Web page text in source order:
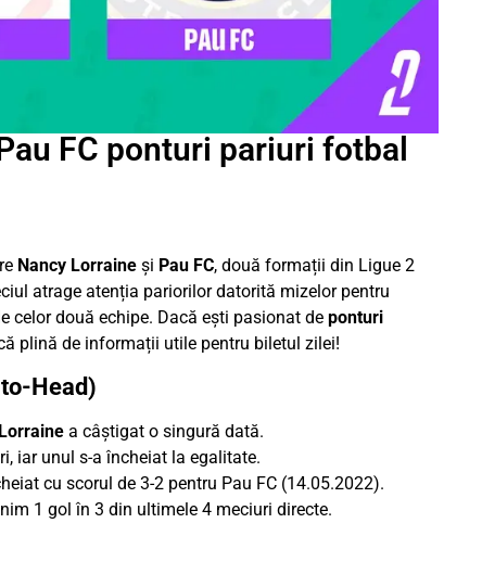
FC ponturi pariuri fotbal
Nancy Lorraine și Pau FC, două formații din Ligue 2
atrage atenția pariorilor datorită mizelor pentru
celor două echipe. Dacă ești pasionat de ponturi
plină de informații utile pentru biletul zilei!
Head)
a câștigat o singură dată.
iar unul s-a încheiat la egalitate.
cu scorul de 3-2 pentru Pau FC (14.05.2022).
1 gol în 3 din ultimele 4 meciuri directe.